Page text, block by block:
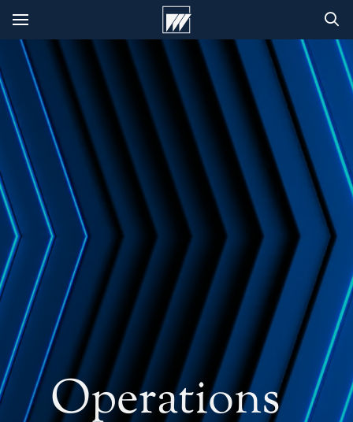
Operations